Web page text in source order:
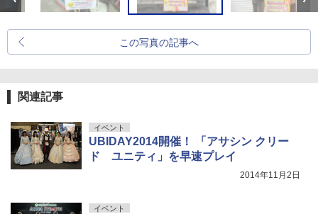
この写真の記事へ
関連記事
イベント
UBIDAY2014開催！ 「アサシン クリー
ド ユニティ」を早速プレイ
2014年11月2日
イベント